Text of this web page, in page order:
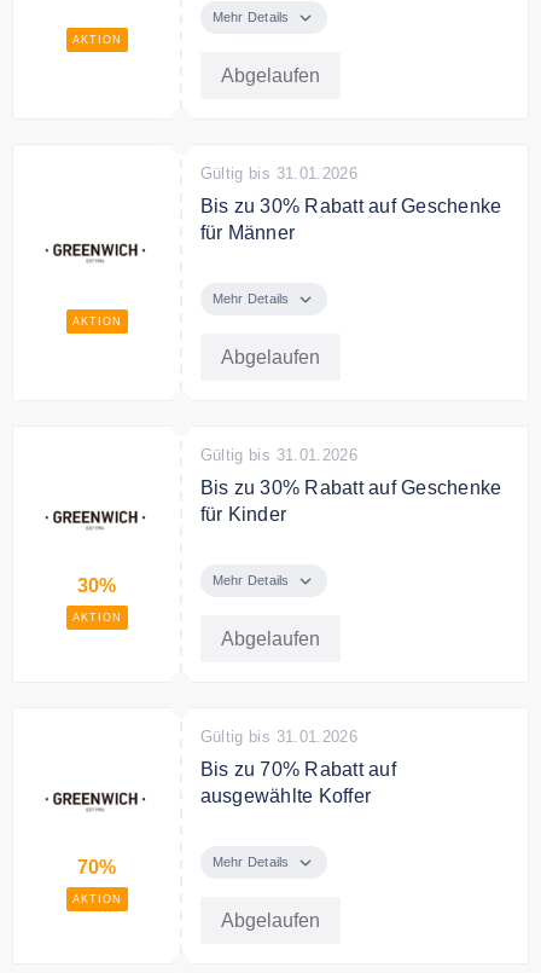
AKTION
Geschenke für sie zum besten
Mehr Details
Abgelaufen
AKTION
Gültig bis 31.01.2026
Bis zu 30% Rabatt auf Geschenke
für Männer
Geschenke für Ihn bei Greenwich
Mehr Details
Abgelaufen
30%
AKTION
Gültig bis 31.01.2026
Bis zu 30% Rabatt auf Geschenke
für Kinder
Greenwich zum besten Preis bei
Mehr Details
Abgelaufen
70%
AKTION
Gültig bis 31.01.2026
Bis zu 70% Rabatt auf
ausgewählte Koffer
den Koffer kaufen können, der
Mehr Details
Abgelaufen